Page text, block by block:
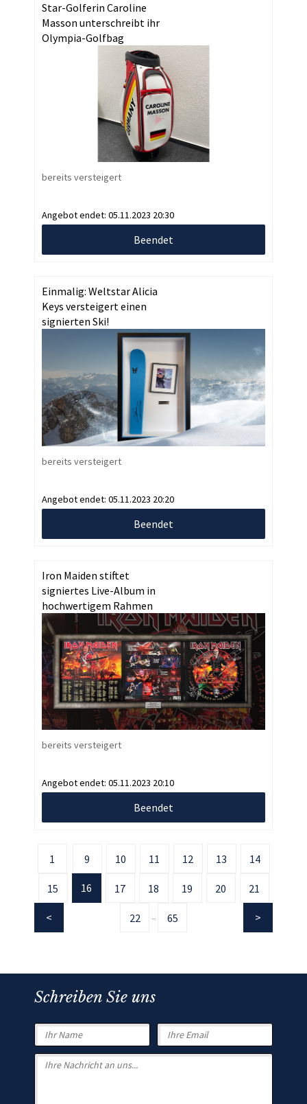
Star-Golferin Caroline
Masson unterschreibt ihr
Olympia-Golfbag
bereits versteigert
Angebot endet: 05.11.2023 20:30
Beendet
Einmalig: Weltstar Alicia
Keys versteigert einen
signierten Ski!
bereits versteigert
Angebot endet: 05.11.2023 20:20
Beendet
Iron Maiden stiftet
signiertes Live-Album in
hochwertigem Rahmen
bereits versteigert
Angebot endet: 05.11.2023 20:10
Beendet
1 9 10 11 12 13 14
15 16 17 18 19 20 21
22 ... 65
Schreiben Sie uns